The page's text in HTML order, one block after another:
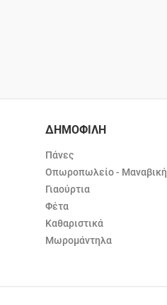
ΔΗΜΟΦΙΛΗ
Πάνες
Οπωροπωλείο - Μαναβική
Γιαούρτια
Φέτα
Καθαριστικά
Μωρομάντηλα